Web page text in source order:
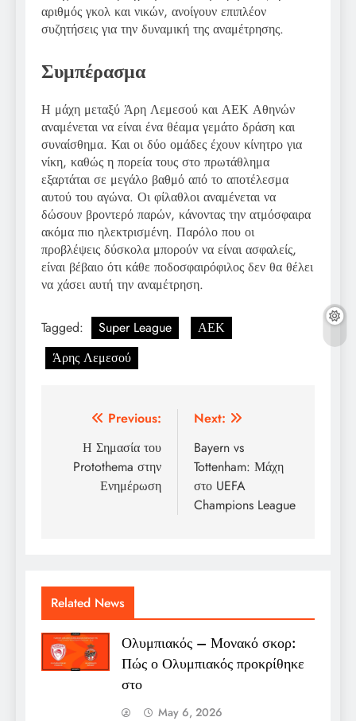
αριθμός γκολ και νικών, ανοίγουν επιπλέον
συζητήσεις για την δυναμική της αναμέτρησης.
Συμπέρασμα
Η μάχη μεταξύ Άρη Λεμεσού και ΑΕΚ Αθηνών
αναμένεται να είναι ένα θέαμα γεμάτο δράση και
συναίσθημα. Και οι δύο ομάδες έχουν κίνητρο για
νίκη, καθώς η πορεία τους στο πρωτάθλημα
εξαρτάται σε μεγάλο βαθμό από το αποτέλεσμα
αυτού του αγώνα. Οι φίλαθλοι αναμένεται να
δώσουν βροντερό παρών, κάνοντας την ατμόσφαιρα
ακόμα πιο ηλεκτρισμένη. Παρόλο που οι
προβλέψεις δύσκολα μπορούν να είναι ασφαλείς,
είναι βέβαιο ότι κάθε ποδοσφαιρόφιλος δεν θα θέλει
να χάσει αυτή την αναμέτρηση.
Tagged: Super League
ΑΕΚ
Άρης Λεμεσού
Post
navigation
Previous:
Η Σημασία του
Protothema στην
Ενημέρωση
Next:
Bayern vs
Tottenham: Μάχη
στο UEFA
Champions League
Related News
Ολυμπιακός – Μονακό σκορ:
Πώς ο Ολυμπιακός προκρίθηκε
στο
May 6, 2026